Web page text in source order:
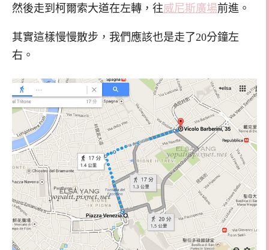
然後走到柯爾索大道在左轉，往威尼斯廣場前進。
其實這樣慢慢散步，我們應該也是走了20分鐘左
右。